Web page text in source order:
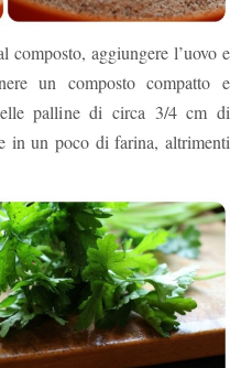
composto, aggiungere l’uovo e
un composto compatto e
palline di circa 3/4 cm di
in un poco di farina, altrimenti